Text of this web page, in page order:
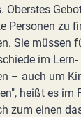
Oberstes
Personen zu
Sie müssen
im
– auch um
heißt es im
zum einen